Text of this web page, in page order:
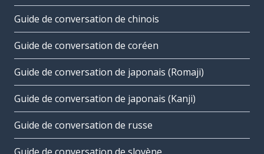
Guide de conversation de chinois
Guide de conversation de coréen
Guide de conversation de japonais (Romaji)
Guide de conversation de japonais (Kanji)
Guide de conversation de russe